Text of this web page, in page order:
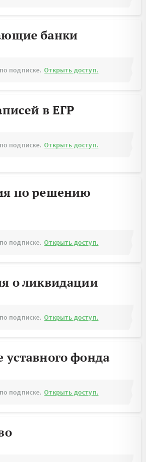
банки
подписке. Открыть доступ.
в ЕГР
подписке. Открыть доступ.
по решению
подписке. Открыть доступ.
о ликвидации
подписке. Открыть доступ.
фонда
подписке. Открыть доступ.